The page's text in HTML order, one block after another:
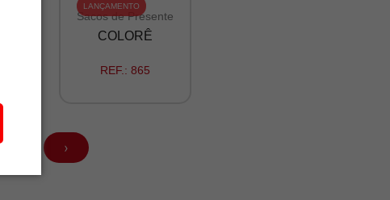
LANÇAMENTO
Sacos de Presente
COLORÊ
REF.:865
16 ›